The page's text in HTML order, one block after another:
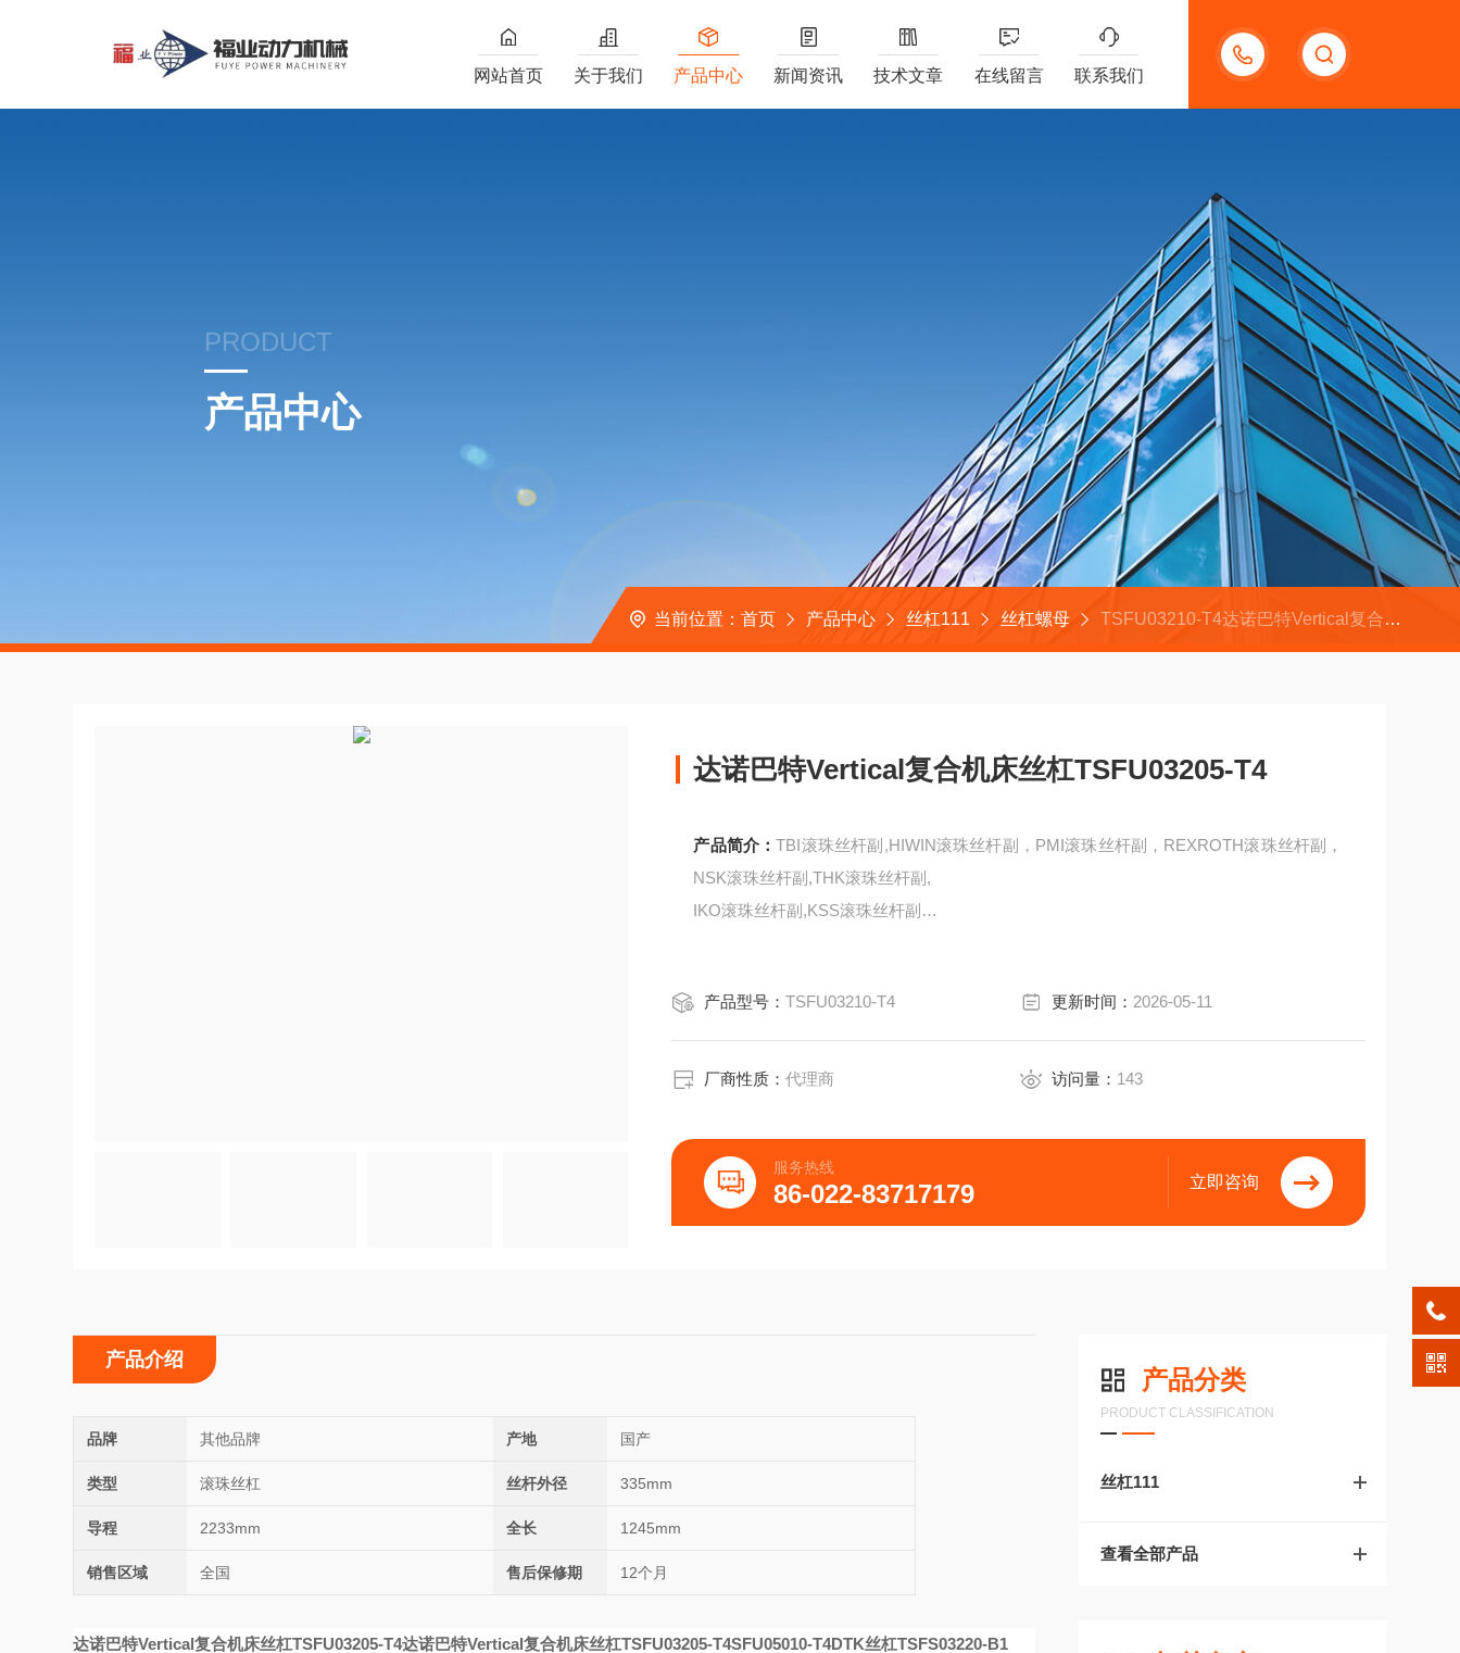
13132097161
网站首页 关于我们 产品中心 新闻资讯 技术文章 在线留言 联系我们
PRODUCT
产品中心
当前位置： 首页 产品中心 丝杠111 丝杠螺母 TSFU03210-T4达诺巴特Vertical复合机床丝杠TSFU03205-T4
达诺巴特Vertical复合机床丝杠TSFU03205-T4
产品简介：TBI滚珠丝杆副,HIWIN滚珠丝杆副，PMI滚珠丝杆副，REXROTH滚珠丝杆副，
NSK滚珠丝杆副,THK滚珠丝杆副,
IKO滚珠丝杆副,KSS滚珠丝杆副
产品型号：TSFU03210-T4 更新时间： 2026-05-11
厂商性质：代理商 访问量： 143
服务热线
86-022-83717179 立即咨询
产品分类
PRODUCT CLASSIFICATION
丝杠111
查看全部产品
产品介绍
品牌 其他品牌 产地 国产
类型 滚珠丝杠 丝杆外径 335mm
导程 2233mm 全长 1245mm
销售区域 全国 售后保修期 12个月
达诺巴特Vertical复合机床丝杠TSFU03205-T4达诺巴特Vertical复合机床丝杠TSFU03205-T4SFU05010-T4DTK丝杠TSFS03220-B1